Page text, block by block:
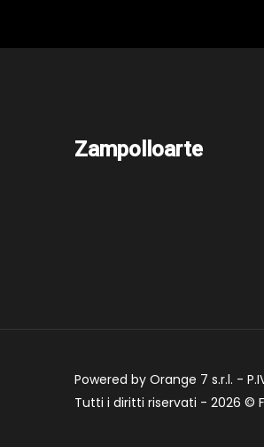
Zampolloarte
Powered by Orange 7 s.r.l. -
Tutti i diritti riservati - 2026 ©